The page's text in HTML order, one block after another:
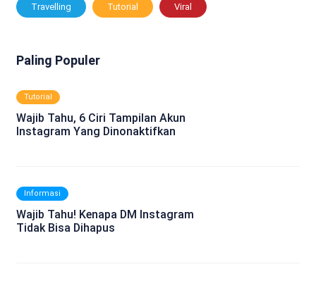
Travelling Tutorial Viral
Paling Populer
Tutorial
Wajib Tahu, 6 Ciri Tampilan Akun
Instagram Yang Dinonaktifkan
Informasi
Wajib Tahu! Kenapa DM Instagram
Tidak Bisa Dihapus